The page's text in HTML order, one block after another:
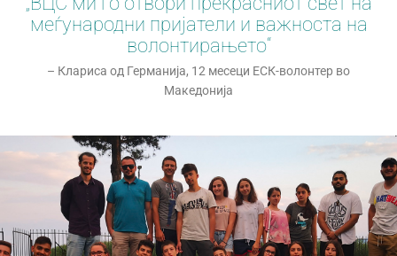
меѓународни пријатели и важноста на
волонтирањето“
– Клариса од Германија, 12 месеци ЕСК-волонтер во
Македонија